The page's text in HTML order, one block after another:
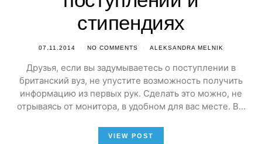
стипендиях
07.11.2014 NO COMMENTS ALEKSANDRA MELNIK
Друзья, если вы задумываетесь о поступлении в
британский вуз, не упустите возможность получить
информацию из первых рук. Сделать это можно, не
отрываясь от монитора, в удобном для вас месте. В…
VIEW POST